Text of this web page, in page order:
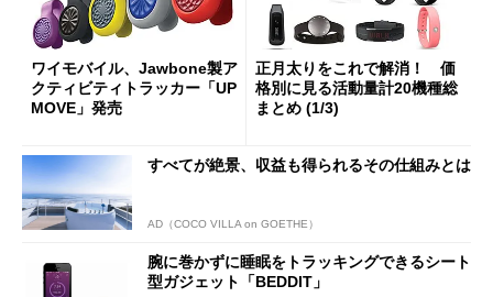
ワイモバイル、Jawbone製ア
クティビティトラッカー「UP
MOVE」発売
正月太りをこれで解消！ 価
格別に見る活動量計20機種総
まとめ (1/3)
すべてが絶景、収益も得られるその仕組みとは
AD（COCO VILLA on GOETHE）
腕に巻かずに睡眠をトラッキングできるシート
型ガジェット「BEDDIT」